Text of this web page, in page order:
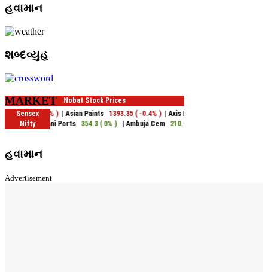
હવામાન
શબ્દવ્યુહ
MARKET
હવામાન
Advertisement